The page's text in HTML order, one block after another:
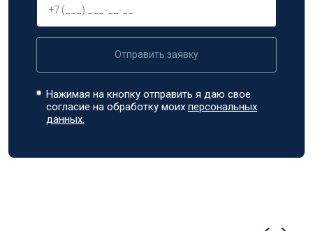
Отправить заявку
Нажимая на кнопку отправить я даю свое
согласие на обработку моихперсональных
данных.